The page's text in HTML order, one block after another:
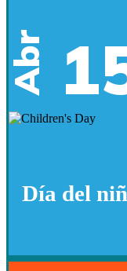
Abr
Día del